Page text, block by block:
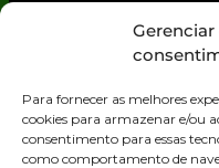
Gerenciar
Para fornecer as melhores
cookies para armazenar e/ou
consentimento para essas
como comportamento de
interno, esse ponto
Trata-se de uma
LEIA MAIS »